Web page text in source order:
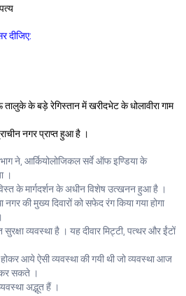
दीजिए:
के बड़े रेगिस्तान में खरीदभेट के धोलावीरा गाम
नगर प्राप्त हुआ है ।
ने, आर्कियोलोजिकल सर्वे ऑफ इण्डिया के
।
के मार्गदर्शन के अधीन विशेष उत्खनन हुआ है ।
नगर की मुख्य दिवारों को सफेद रंग किया गया होगा
व्यवस्था है । यह दीवार मिट्टी, पत्थर और ईंटों
होकर आये ऐसी व्यवस्था की गयी थी जो व्यवस्था आज
सकते ।
अद्भूत हैं ।